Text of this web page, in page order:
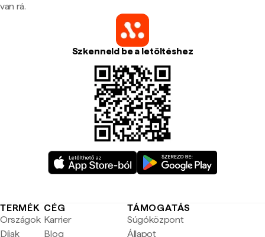
van rá.
Szkenneld be a letöltéshez
TERMÉK
Országok
Díjak
CÉG
Karrier
Blog
TÁMOGATÁS
Súgóközpont
Állapot